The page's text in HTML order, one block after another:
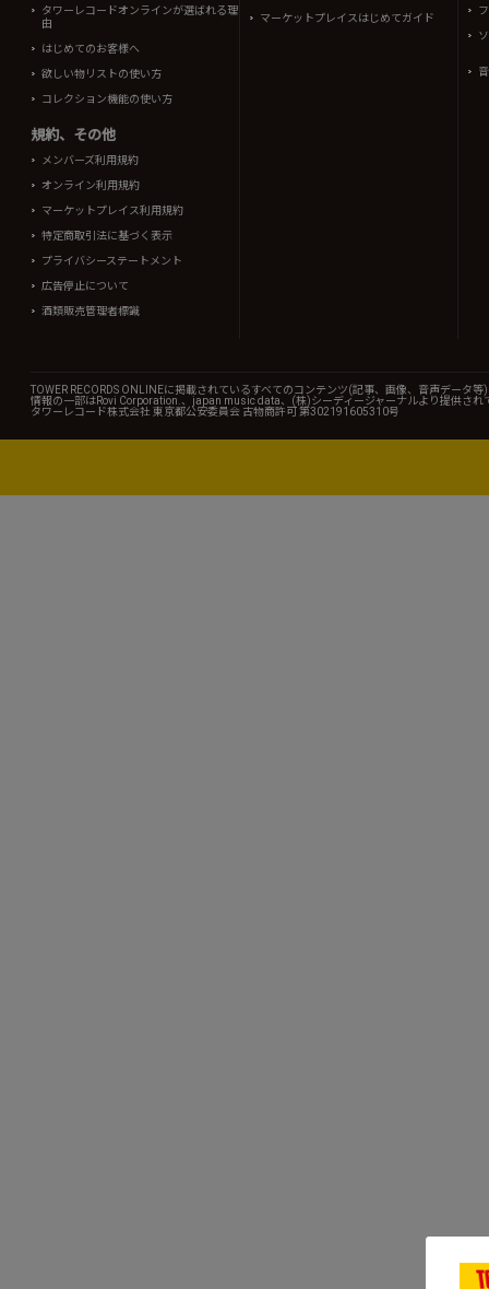
タワーレコードオンラインが選ばれる理
由
はじめてのお客様へ
欲しい物リストの使い方
コレクション機能の使い方
規約、その他
メンバーズ利用規約
オンライン利用規約
マーケットプレイス利用規約
特定商取引法に基づく表示
プライバシーステートメント
広告停止について
酒類販売管理者標識
マーケットプレイスはじめてガイド
TOWER RECORDS ONLINEに掲載されているすべてのコンテンツ(記事、画像、音声データ
情報の一部はRovi Corporation.、japan music data、(株)シーディージャーナルより提供され
タワーレコード株式会社 東京都公安委員会 古物商許可 第302191605310号